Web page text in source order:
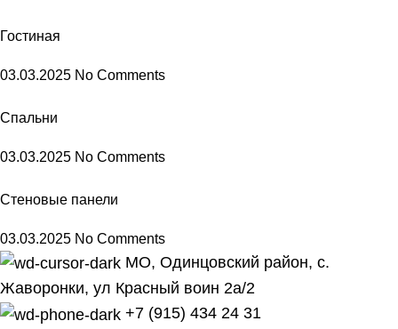
Гостиная
03.03.2025 No Comments
Спальни
03.03.2025 No Comments
Стеновые панели
03.03.2025 No Comments
МО, Одинцовский район, с.
Жаворонки, ул Красный воин 2а/2
+7 (915) 434 24 31